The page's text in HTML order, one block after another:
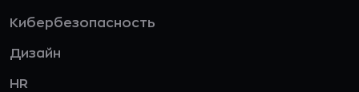
Кибербезопасность
Дизайн
HR